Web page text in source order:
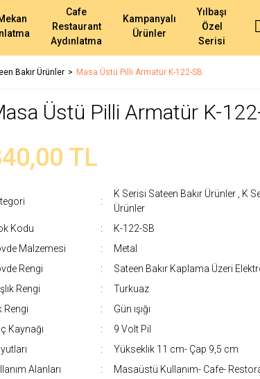
Cafe
Restaurant
Aydınlatma
Kampanyalı
Ürünler
Yılbaşı
Özel
Serisi
Bakır Ürünler Masa Üstü Pilli Armatür K-122-SB
Üstü Pilli Armatür K-
TL
K Serisi Sateen Bakır Ürünler
K
Ürünler
Kodu
K-122-SB
Malzemesi
Metal
Rengi
Sateen Bakır Kaplama Üzeri
Rengi
Turkuaz
Rengi
Gün ışığı
Kaynağı
9 Volt Pil
Yükseklik 11 cm- Çap 9,5 cm
Alanları
Masaüstü Kullanım- Cafe-